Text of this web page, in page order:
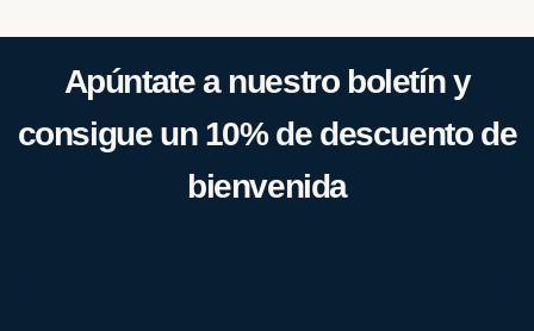
Apúntate a nuestro boletín y
consigue un 10% de descuento de
bienvenida